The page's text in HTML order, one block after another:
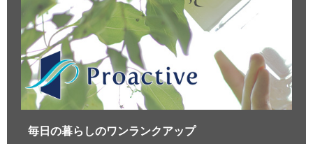
毎日の暮らしのワンランクアップ